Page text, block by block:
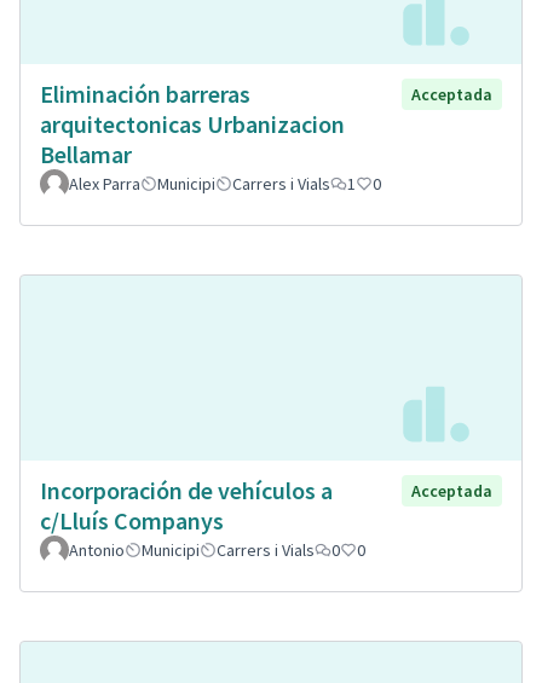
Eliminación barreras
arquitectonicas Urbanizacion
Bellamar
Acceptada
Alex Parra Municipi Carrers i Vials 1 0
Incorporación de vehículos a
c/Lluís Companys
Acceptada
Antonio Municipi Carrers i Vials 0 0